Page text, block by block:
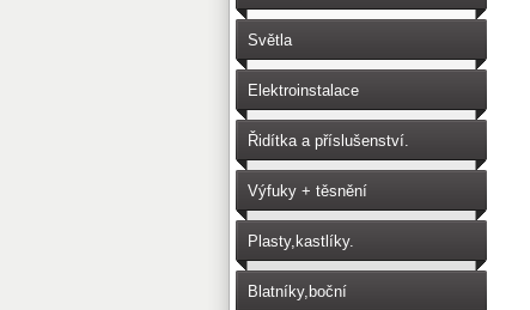
Světla
Elektroinstalace
Řidítka a příslušenství.
Výfuky + těsnění
Plasty,kastlíky.
Blatníky,boční